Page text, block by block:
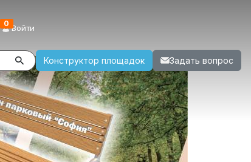
0 Войти
Конструктор площадок Задать вопрос